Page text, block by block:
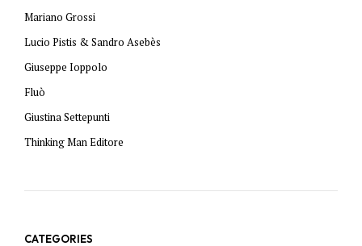
Mariano Grossi
Lucio Pistis & Sandro Asebès
Giuseppe Ioppolo
Fluò
Giustina Settepunti
Thinking Man Editore
CATEGORIES